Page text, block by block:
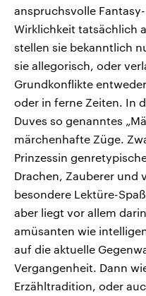
anspruchsvolle
Wirklichkeit tatsächlich
stellen sie bekanntlich
sie allegorisch, oder
Grundkonflikte
oder in ferne Zeiten. In
Duves so genanntes
märchenhafte Züge.
Prinzessin
Drachen, Zauberer und
besondere Lektüre-
aber liegt vor allem
amüsanten wie
auf die aktuelle
Vergangenheit. Dann
Erzähltradition, oder